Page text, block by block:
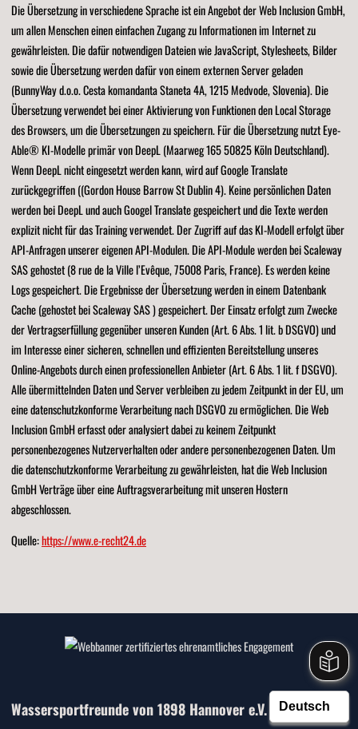
Die Übersetzung in verschiedene Sprache ist ein Angebot der Web Inclusion GmbH,
um allen Menschen einen einfachen Zugang zu Informationen im Internet zu
gewährleisten. Die dafür notwendigen Dateien wie JavaScript, Stylesheets, Bilder
sowie die Übersetzung werden dafür von einem externen Server geladen
(BunnyWay d.o.o. Cesta komandanta Staneta 4A, 1215 Medvode, Slovenia). Die
Übersetzung verwendet bei einer Aktivierung von Funktionen den Local Storage
des Browsers, um die Übersetzungen zu speichern. Für die Übersetzung nutzt Eye-
Able® KI-Modelle primär von DeepL (Maarweg 165 50825 Köln Deutschland).
Wenn DeepL nicht eingesetzt werden kann, wird auf Google Translate
zurückgegriffen ((Gordon House Barrow St Dublin 4). Keine persönlichen Daten
werden bei DeepL und auch Googel Translate gespeichert und die Texte werden
explizit nicht für das Training verwendet. Der Zugriff auf das KI-Modell erfolgt über
API-Anfragen unserer eigenen API-Modulen. Die API-Module werden bei Scaleway
SAS gehostet (8 rue de la Ville l’Evêque, 75008 Paris, France). Es werden keine
Logs gespeichert. Die Ergebnisse der Übersetzung werden in einem Datenbank
Cache (gehostet bei Scaleway SAS ) gespeichert. Der Einsatz erfolgt zum Zwecke
der Vertragserfüllung gegenüber unseren Kunden (Art. 6 Abs. 1 lit. b DSGVO) und
im Interesse einer sicheren, schnellen und effizienten Bereitstellung unseres
Online-Angebots durch einen professionellen Anbieter (Art. 6 Abs. 1 lit. f DSGVO).
Alle übermittelnden Daten und Server verbleiben zu jedem Zeitpunkt in der EU, um
eine datenschutzkonforme Verarbeitung nach DSGVO zu ermöglichen. Die Web
Inclusion GmbH erfasst oder analysiert dabei zu keinem Zeitpunkt
personenbezogenes Nutzerverhalten oder andere personenbezogenen Daten. Um
die datenschutzkonforme Verarbeitung zu gewährleisten, hat die Web Inclusion
GmbH Verträge über eine Auftragsverarbeitung mit unseren Hostern
abgeschlossen.
Quelle:https://www.e-recht24.de
Wassersportfreunde von 1898 Hannover e.V.